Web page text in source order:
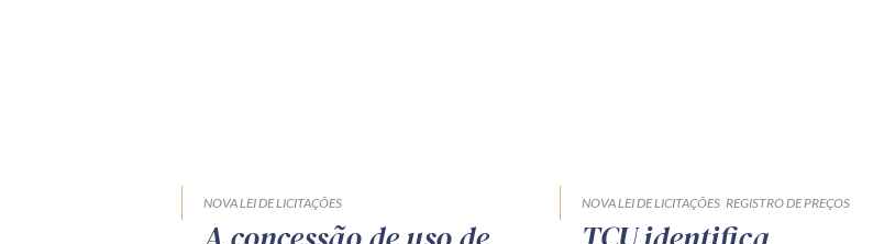
NOVA LEI DE LICITAÇÕES NOVA LEI DE LICITAÇÕES REGISTRO DE PREÇOS